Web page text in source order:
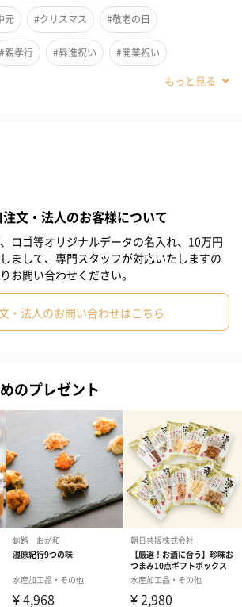
まさたか）」
15歳で愛知県の料亭【千歳楼】にて修行を
、京都、名古屋、赤坂の数々の名店で腕を
はミシュランの星を取り続けてきた実力派
り込んだ料理を学びたい者はあとを絶た
の特別講師を30年以上つとめ多数の料理人
ぐし50g×2
佃煮80g×2
おだし（4g×8）×4
わいがにほぐし身55g×2
体化粧箱
斗包装の場合は透明シュリンクした状態でお届け
て頂きます
さ301mm×幅341mm×高さ74mm
元 #クリスマス #敬老の日
#親孝行 #昇進祝い #開業祝い
#親戚男性
#祖母 #母親 #父親 #妻
友達 #女友達 #彼氏 #10代
半 #30代 #40代
#90代
文・法人のお客様について
ロゴ等オリジナルデータの名入れ、10万円
まして、専門スタッフが対応いたしますの
お問い合わせください。
・法人のお問い合わせはこちら
のプレゼント